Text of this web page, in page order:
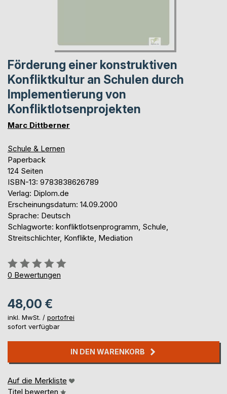
Förderung einer konstruktiven
Konfliktkultur an Schulen durch
Implementierung von
Konfliktlotsenprojekten
Marc Dittberner
Schule & Lernen
Paperback
124 Seiten
ISBN-13: 9783838626789
Verlag: Diplom.de
Erscheinungsdatum: 14.09.2000
Sprache: Deutsch
Schlagworte: konfliktlotsenprogramm, Schule,
Streitschlichter, Konflikte, Mediation
Bewertung::
0%
0 Bewertungen
48,00 €
inkl. MwSt. / portofrei
sofort verfügbar
IN DEN WARENKORB
Auf die Merkliste
Titel bewerten